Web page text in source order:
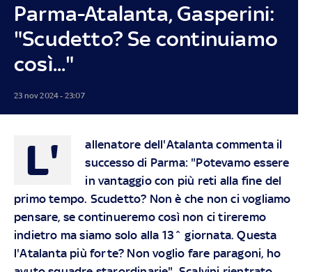
Parma-Atalanta, Gasperini:
"Scudetto? Se continuiamo
così..."
23 nov 2024 - 23:07
L'
allenatore dell'Atalanta commenta il
successo di Parma: "Potevamo essere
in vantaggio con più reti alla fine del
primo tempo. Scudetto? Non è che non ci vogliamo
pensare, se continueremo così non ci tireremo
indietro ma siamo solo alla 13^ giornata. Questa
l'Atalanta più forte? Non voglio fare paragoni, ho